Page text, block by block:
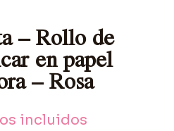
– Rollo de
en papel
– Rosa
incluidos